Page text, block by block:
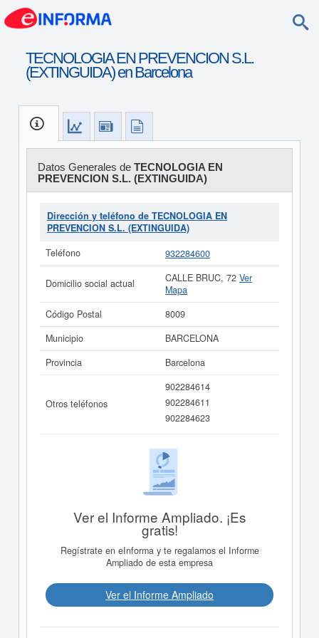
TECNOLOGIA EN PREVENCION S.L.
(EXTINGUIDA) en Barcelona
Datos Generales de TECNOLOGIA EN
PREVENCION S.L. (EXTINGUIDA)
Dirección y teléfono de TECNOLOGIA EN
PREVENCION S.L. (EXTINGUIDA)
Teléfono
932284600
Domicilio social actual CALLE BRUC, 72 Ver
Mapa
Código Postal
8009
Municipio
BARCELONA
Provincia
Barcelona
Otros teléfonos
902284614
902284611
902284623
Ver el Informe Ampliado. ¡Es
gratis!
Regístrate en eInforma y te regalamos el Informe
Ampliado de esta empresa
Ver el Informe Ampliado